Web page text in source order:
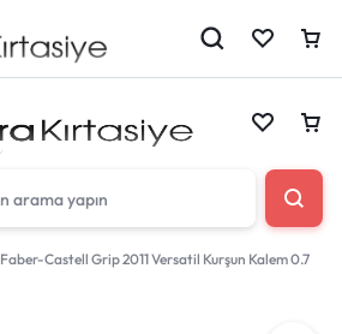
Çantan boş
Faber-Castell Grip 2011 Versatil Kurşun Kalem 0.7